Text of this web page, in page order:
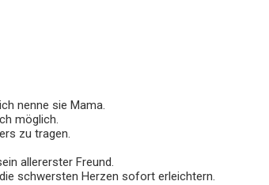
nenne sie Mama.
möglich.
zu tragen.
allererster Freund.
schwersten Herzen sofort erleichtern.